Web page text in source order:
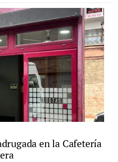
en la Cafetería